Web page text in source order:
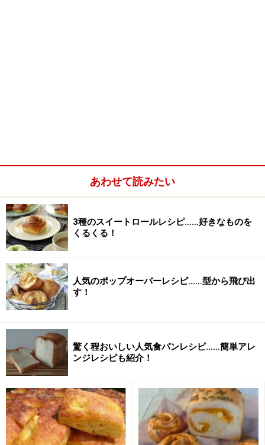
中の大、中、小さじはホームベーカリーの付属品を使
オニオンスープパンの作り方・手順
■オニオンスープ食パン
1
ドライイースト以外の材料を、パンケースに入れる。2
袋のスープの素のうち、1袋は温めた分量の水でよく溶
イースト投入口にドライイーストを入れる。
イースト投入口がない場合はパンケースに入れる。
あわせて読みたい
3種のスイートロールレシピ……好きなものを
くるくる！
人気のポップオーバーレシピ……型から飛び出
す！
驚く程おいしい人気食パンレシピ……簡単アレ
ンジレシピも紹介！